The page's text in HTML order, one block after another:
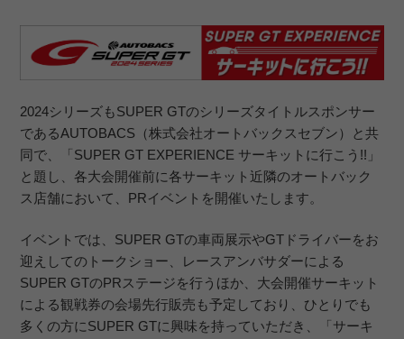
2024シリーズもSUPER GTのシリーズタイトルスポンサー
であるAUTOBACS（株式会社オートバックスセブン）と共
同で、「SUPER GT EXPERIENCE サーキットに行こう!!」
と題し、各大会開催前に各サーキット近隣のオートバック
ス店舗において、PRイベントを開催いたします。
イベントでは、SUPER GTの車両展示やGTドライバーをお
迎えしてのトークショー、レースアンバサダーによる
SUPER GTのPRステージを行うほか、大会開催サーキット
による観戦券の会場先行販売も予定しており、ひとりでも
多くの方にSUPER GTに興味を持っていただき、「サーキ